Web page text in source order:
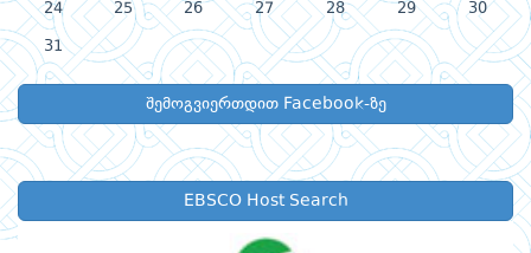
24 25 26 27 28 29 30
31
შემოგვიერთდით Facebook-ზე
EBSCO Host Search